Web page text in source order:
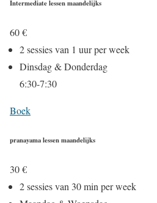
Intermediate lessen maandelijks
60€
2 sessies van 1 uur per week
Dinsdag & Donderdag
6:30-7:30
Boek
pranayama lessen maandelijks
30€
2 sessies van 30 min per week